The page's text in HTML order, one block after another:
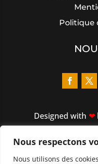
Nous respectons
Nous utilisons des
Politique
Designed with